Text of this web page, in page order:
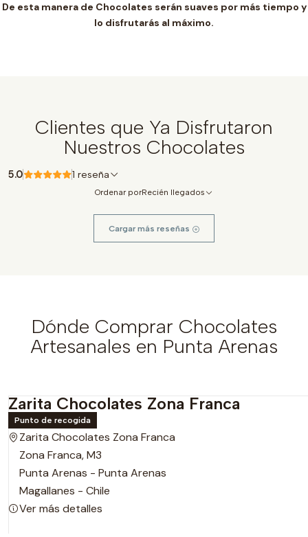
De esta manera de Chocolates serán suaves por más tiempo y
lo disfrutarás al máximo.
Clientes que Ya Disfrutaron
Nuestros Chocolates
5.0 1 reseña
Ordenar porRecién llegados
Cargar más reseñas
Dónde Comprar Chocolates
Artesanales en Punta Arenas
Zarita Chocolates Zona Franca
Punto de recogida
Zarita Chocolates Zona Franca
Zona Franca, M3
Punta Arenas - Punta Arenas
Magallanes - Chile
Ver más detalles